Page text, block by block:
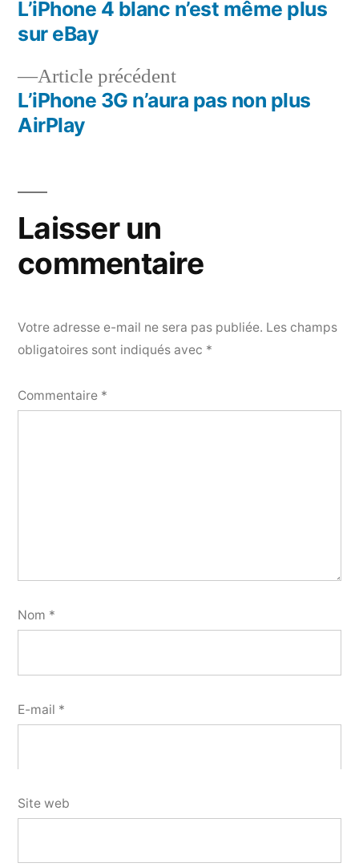
Navigation
l’article
Article précédentArticle
précédent :
L’iPhone 3G n’aura pas non plus
AirPlay
suivant :
L’iPhone 4 blanc n’est même plus
sur eBay
Laisser un
commentaire
Votre adresse e-mail ne sera pas publiée. Les champs
obligatoires sont indiqués avec *
Commentaire *
Nom *
E-mail *
Site web